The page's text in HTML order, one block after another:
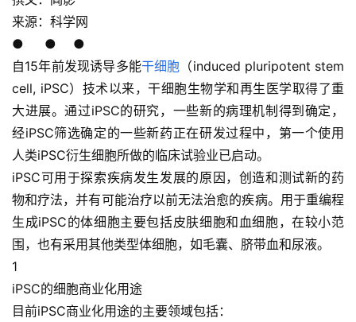
来源：科学网
● ● ●
自15年前发现诱导多能干细胞 （induced pluripotent stem
cell, iPSC）技术以来，干细胞生物学和再生医学取得了重
大进展。通过iPSC的研究，一些新的病理机制得到确定，
经iPSC筛选确定的一些新药正在研发过程中，第一个使用
人类iPSC衍生细胞所做的临床试验业已启动。
iPSC可用于探索疾病发生发展的原因，创造和测试新的药
物和疗法，并有可能治疗以前无法治愈的疾病。用于重编程
生成iPSC的体细胞主要包括皮肤细胞和血细胞，在较小范
围，也有采用其他类型体细胞，如毛囊、脐带血和尿液。
1
iPSC的细胞商业化用途
目前iPSC商业化用途的主要领域包括：